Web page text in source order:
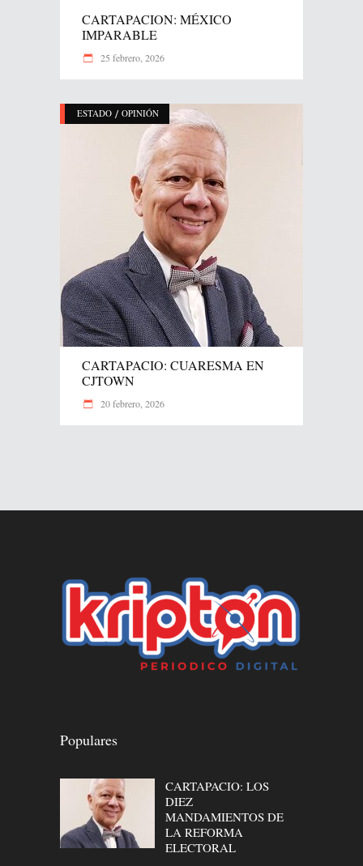
CARTAPACION: MÉXICO
IMPARABLE
25 febrero, 2026
ESTADO / OPINIÓN
CARTAPACIO: CUARESMA EN
CJTOWN
20 febrero, 2026
Populares
CARTAPACIO: LOS
DIEZ
MANDAMIENTOS DE
LA REFORMA
ELECTORAL